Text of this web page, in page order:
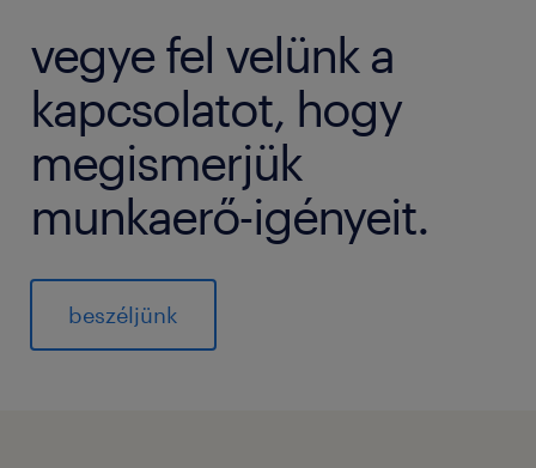
vegye fel velünk a
kapcsolatot, hogy
megismerjük
munkaerő-igényeit.
beszéljünk